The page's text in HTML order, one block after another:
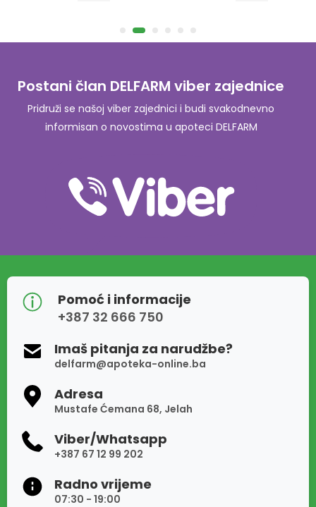
Postani član DELFARM viber zajednice
Pridruži se našoj viber zajednici i budi svakodnevno
informisan o novostima u apoteci DELFARM
Pomoć i informacije
+387 32 666 750
Imaš pitanja za narudžbe?
delfarm@apoteka-online.ba
Adresa
Mustafe Ćemana 68, Jelah
Viber/Whatsapp
+387 67 12 99 202
Radno vrijeme
07:30 - 19:00